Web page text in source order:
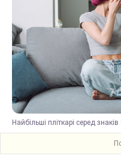
Найбільші пліткарі серед